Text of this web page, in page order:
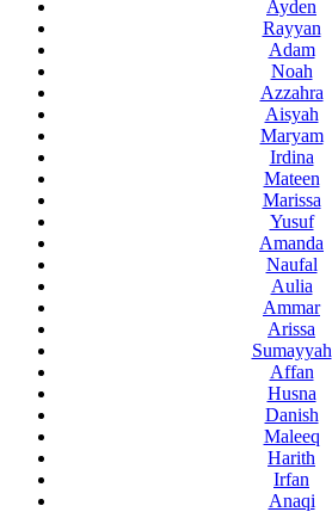
Ayden
Rayyan
Adam
Noah
Azzahra
Aisyah
Maryam
Irdina
Mateen
Marissa
Yusuf
Amanda
Naufal
Aulia
Ammar
Arissa
Sumayyah
Affan
Husna
Danish
Maleeq
Harith
Irfan
Anaqi